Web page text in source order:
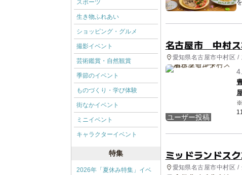
5
名古屋市 中村
愛知県名古屋市中村区 /
ユーザー投稿
※
ミッドランドス
愛知県名古屋市中村区 /
スポーツ
生き物ふれあい
ショッピング・グルメ
撮影イベント
芸術鑑賞・自然観賞
季節のイベント
ものづくり・学び体験
街なかイベント
ミニイベント
キャラクターイベント
特集
2026年「夏休み特集」イベ